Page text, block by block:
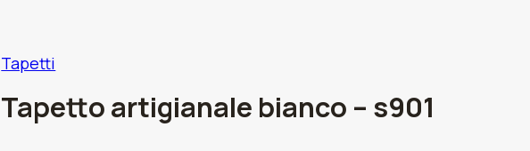
Tapetti
Tapetto artigianale bianco – s901